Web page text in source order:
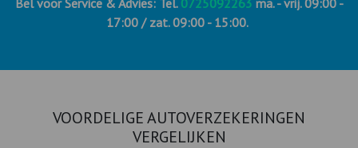
17:00 / zat. 09:00 - 15:00.
VOORDELIGE AUTOVERZEKERINGEN
VERGELIJKEN